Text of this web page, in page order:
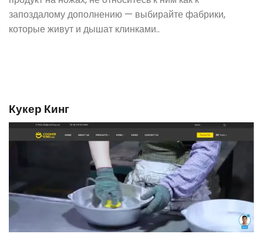
запоздалому дополнению — выбирайте фабрики,
которые живут и дышат клинками..
Кукер Кинг